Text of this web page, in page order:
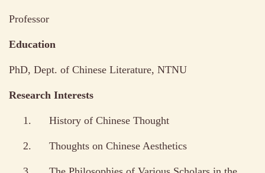
Professor
Education
PhD, Dept. of Chinese Literature, NTNU
Research Interests
1. History of Chinese Thought
2. Thoughts on Chinese Aesthetics